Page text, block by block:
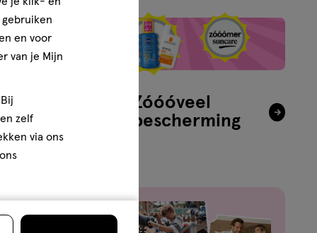
Zóóóveel
zonbescherming
en voor
van je Mijn
zelf
via ons